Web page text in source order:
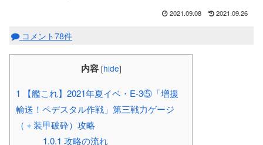
2021.09.08 2021.09.26
コメント78件
内容 [hide]
1 【艦これ】2021年夏イベ・E-3⑤「増援
輸送！ペデスタル作戦」第三戦力ゲージ
（＋装甲破砕）攻略
1.0.1 攻略の流れ